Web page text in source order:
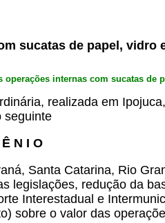
sucatas de papel,
internas com sucatas
realizada em
seguinte
N I O
Santa Catarina, Rio
legislações, redução da
Interestadual e
sobre o valor das